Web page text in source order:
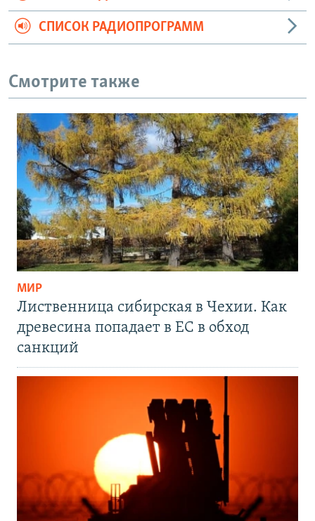
СПИСОК РАДИОПРОГРАММ
Смотрите также
МИР
Лиственница сибирская в Чехии. Как
древесина попадает в ЕС в обход
санкций